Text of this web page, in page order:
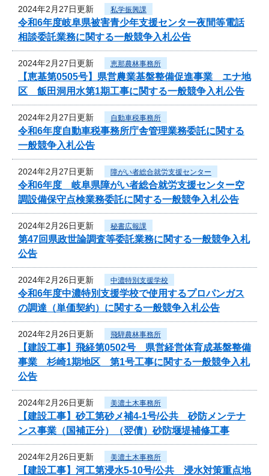
2024年2月27日更新 私学振興課
令和6年度岐阜県被害青少年支援センター夜間等電話
相談委託業務に関する一般競争入札公告
2024年2月27日更新 恵那農林事務所
【恵基第0505号】県営農業基盤整備促進事業 エナ地
区 飯田洞用水第1期工事に関する一般競争入札公告
2024年2月27日更新 自動車税事務所
令和6年度自動車税事務所庁舎管理業務委託に関する
一般競争入札公告
2024年2月27日更新 障がい者総合就労支援センター
令和6年度 岐阜県障がい者総合就労支援センター空
調設備保守点検業務委託に関する一般競争入札公告
2024年2月26日更新 秘書広報課
第47回県政世論調査等委託業務に関する一般競争入札
公告
2024年2月26日更新 中濃特別支援学校
令和6年度中濃特別支援学校で使用するプロパンガス
の調達（単価契約）に関する一般競争入札公告
2024年2月26日更新 飛騨農林事務所
【建設工事】飛経第0502号 県営経営体育成基盤整備
事業 杉崎1期地区 第1号工事に関する一般競争入札
公告
2024年2月26日更新 美濃土木事務所
【建設工事】砂工第砂メ補4-1号/公共 砂防メンテナ
ンス事業（国補正分）（翌債）砂防堰堤補修工事
2024年2月26日更新 美濃土木事務所
【建設工事】河工第浸水5-10号/公共 浸水対策重点地